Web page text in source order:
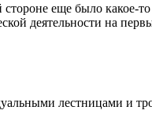
еще было
деятельности на
лестницами и